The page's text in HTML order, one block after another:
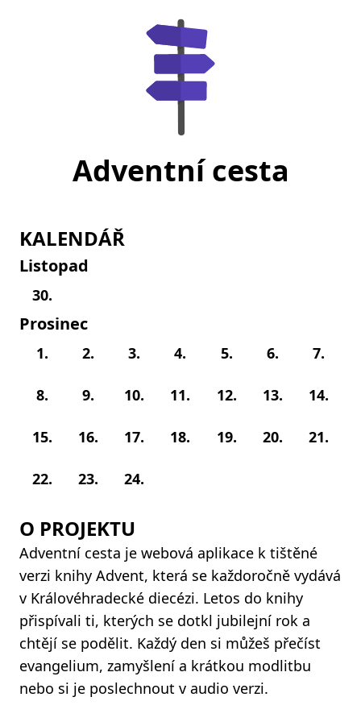
Adventní cesta
KALENDÁŘ
Listopad
30.
Prosinec
1. 2. 3. 4. 5. 6. 7.
8. 9. 10. 11. 12. 13. 14.
15. 16. 17. 18. 19. 20. 21.
22. 23. 24.
O PROJEKTU
Adventní cesta je webová aplikace k tištěné
verzi knihy Advent, která se každoročně vydává
v Královéhradecké diecézi. Letos do knihy
přispívali ti, kterých se dotkl jubilejní rok a
chtějí se podělit. Každý den si můžeš přečíst
evangelium, zamyšlení a krátkou modlitbu
nebo si je poslechnout v audio verzi.